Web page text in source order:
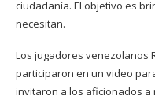
ciudadanía. El objetivo es
necesitan.
Los jugadores venezolanos
participaron en un video
invitaron a los aficionados a